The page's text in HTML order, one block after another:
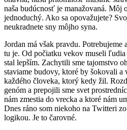
naša budúcnosť je manažovaná.
jednoduchý. Ako sa opovažujete?
neukradnete sny môjho syna.
Jordan má však pravdu.
tu je. Od počiatku vekov museli
stal lepším. Zachytili sme tajomstvo
staviame budovy, ktoré by šokovali
každého človeka, ktorý kedy žil.
genóm a prepojili sme svet
nám zmestia do vrecka a ktoré nám
Dnes ráno som niekoho na Twitteri
logikou. Je to čarovné.